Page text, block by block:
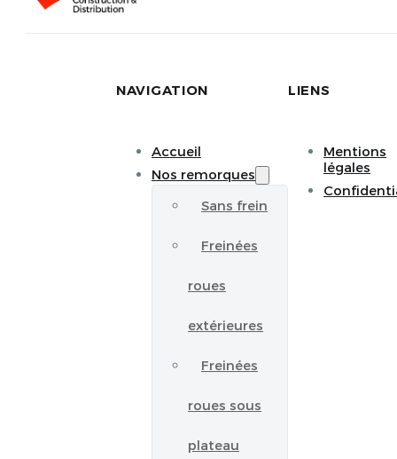
NAVIGATION
Accueil
Nos remorques
Sans frein
Freinées
roues
extérieures
Freinées
roues sous
plateau
LIENS
Mentions
légales